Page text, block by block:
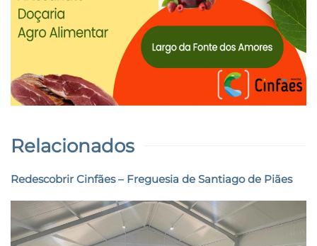
Relacionados
Redescobrir Cinfães – Freguesia de Santiago de Piães